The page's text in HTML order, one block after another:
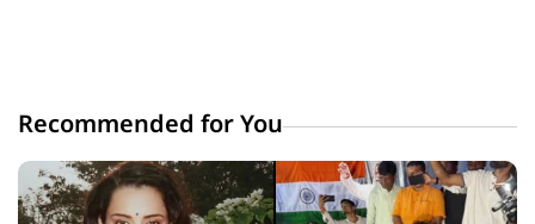
Recommended for You